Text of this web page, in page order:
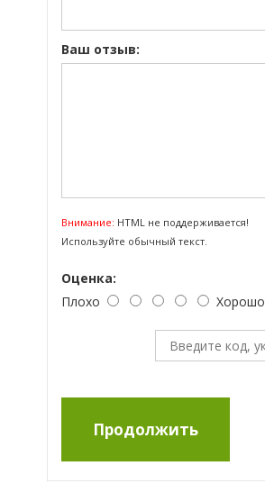
Ваш отзыв:
Внимание: HTML не поддерживается!
Используйте обычный текст.
Оценка:
Плохо
Хорошо
Продолжить